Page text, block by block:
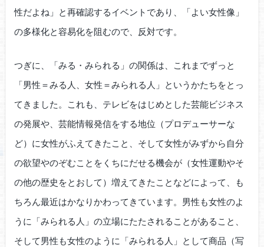
性だよね」と再確認するイベントであり、「よい女性像」
の多様化と容易化を阻むので、反対です。
つぎに、「みる・みられる」の関係は、これまでずっと
「男性＝みる人、女性＝みられる人」というかたちをとっ
てきました。これも、テレビをはじめとした芸能ビジネス
の発展や、芸能情報発信をする地位（プロデューサーな
ど）に女性がふえてきたこと、そして女性がみずから自分
の欲望やのぞむことをくちにだせる機会が（女性運動やそ
の他の歴史をとおして）増えてきたことなどによって、も
ちろん最近はかなりかわってきています。男性も女性のよ
うに「みられる人」の立場にたたされることがあること、
そして男性も女性のように「みられる人」として商品（写